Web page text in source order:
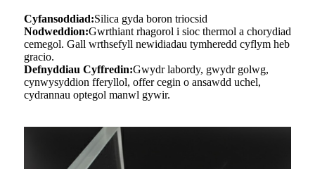
Cyfansoddiad:Silica gyda boron triocsid
Nodweddion:Gwrthiant rhagorol i sioc thermol a chorydiad
cemegol. Gall wrthsefyll newidiadau tymheredd cyflym heb
gracio.
Defnyddiau Cyffredin:Gwydr labordy, gwydr golwg,
cynwysyddion fferyllol, offer cegin o ansawdd uchel,
cydrannau optegol manwl gywir.